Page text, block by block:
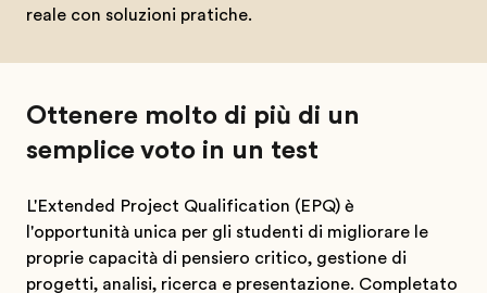
reale con soluzioni pratiche.
Ottenere molto di più di un
semplice voto in un test
L'Extended Project Qualification (EPQ) è
l'opportunità unica per gli studenti di migliorare le
proprie capacità di pensiero critico, gestione di
progetti, analisi, ricerca e presentazione. Completato